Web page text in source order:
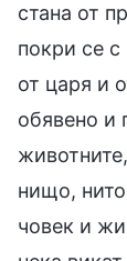
стана от
покри се
от царя и
обявено и
нищо, нито
човек и